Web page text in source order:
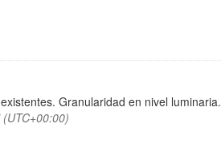
Granularidad en nivel luminaria.